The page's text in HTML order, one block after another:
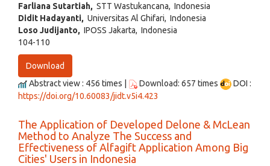
Farliana Sutartiah, STT Wastukancana, Indonesia
Didit Hadayanti, Universitas Al Ghifari, Indonesia
Loso Judijanto, IPOSS Jakarta, Indonesia
104-110
Download
Abstract view : 456 times |
Download: 657 times
DOI :
https://doi.org/10.60083/jidt.v5i4.423
The Application of Developed Delone & McLean
Method to Analyze The Success and
Effectiveness of Alfagift Application Among Big
Cities' Users in Indonesia